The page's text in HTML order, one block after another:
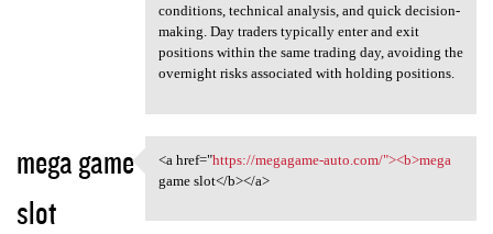
conditions, technical analysis, and quick decision-
making. Day traders typically enter and exit
positions within the same trading day, avoiding the
overnight risks associated with holding positions.
mega game
slot
<a href="https://megagame
<a href="https://megagame-auto.com/"><b>mega
game slot</b></a>